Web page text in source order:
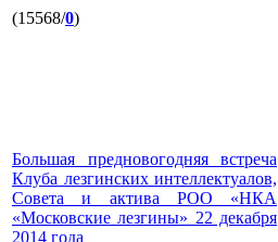
(15568/0)
Большая предновогодняя встреча
Клуба лезгинских интеллектуалов,
Совета и актива РОО «НКА
«Московские лезгины» 22 декабря
2014 года